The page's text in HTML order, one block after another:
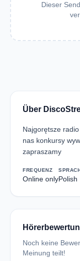
Dieser
Über
Najgorętsze
nas konkursy
zapraszamy
FREQUENZ
Online onlyPolish
Noch keine
Meinung teilt!